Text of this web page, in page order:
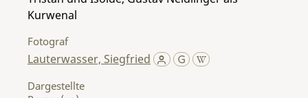
Kurwenal
Fotograf
Lauterwasser, Siegfried
Dargestellte